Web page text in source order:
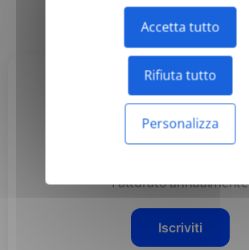
Accetta tutto
Rifiuta tutto
Personalizza
Mensile Annuale
Basic
3,99 USD
Fatturato annualmente
Iscriviti